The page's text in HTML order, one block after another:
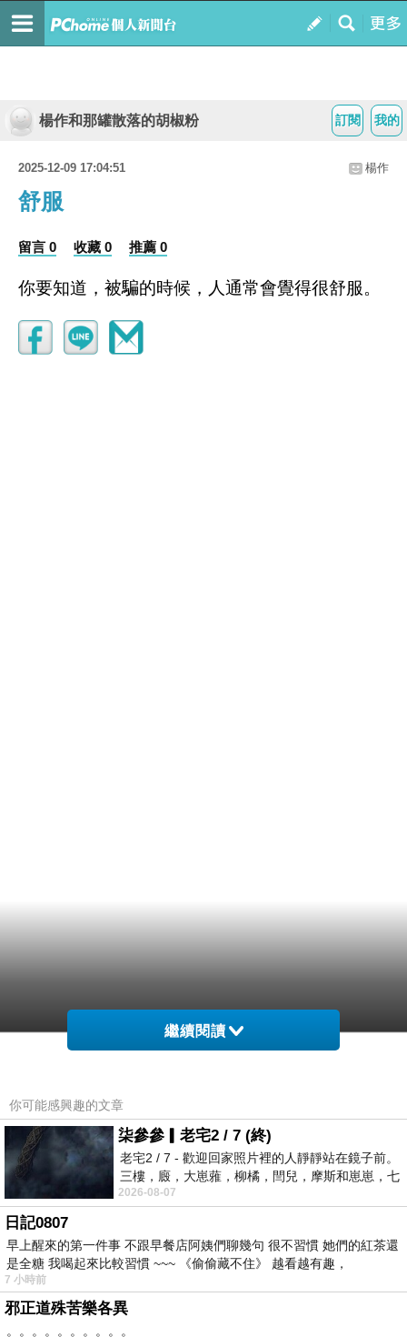
我的
訂閱
楊作和那罐散落的胡椒粉
2025-12-09 17:04:51 楊作
舒服
留言 0 收藏 0 推薦 0
你要知道，被騙的時候，人通常會覺得很舒服。
繼續閱讀
你可能感興趣的文章
柒參參▎老宅2 / 7 (終)
老宅2 / 7 - 歡迎回家照片裡的人靜靜站在鏡子前。
三樓，廄，大崽蕥，柳橘，閆兒，摩斯和崽崽，七
個人整整齊齊地站在鏡框之外，如同
2026-08-07
日記0807
早上醒來的第一件事 不跟早餐店阿姨們聊幾句 很不習慣 她們的紅茶還
是全糖 我喝起來比較習慣 ~~~ 《偷偷藏不住》 越看越有趣，
7 小時前
邪正道殊苦樂各異
。。。。。。。。。。